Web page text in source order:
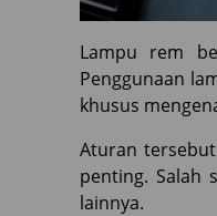
Lampu rem
Penggunaan
khusus
Aturan
penting. Salah
lainnya.